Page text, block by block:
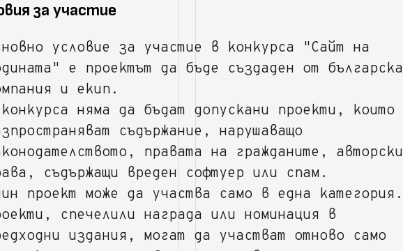
за участие
условие за участие в конкурса "Сайт на
е проектът да бъде създаден от българска
и екип.
няма да бъдат допускани проекти, които
съдържание, нарушаващо
правата на гражданите, авторски
съдържащи вреден софтуер или спам.
проект може да участва само в една категория.
спечелили награда или номинация в
издания, могат да участват отново само